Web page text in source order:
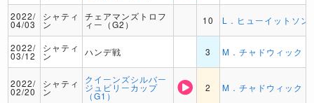
2022/
04/03
シャティ
ン
チェアマンズトロフ
ィー（G2） 10 L．ヒューイットソン
2022/
03/12
シャティ
ン ハンデ戦 3 M．チャドウィック
2022/
02/20
シャティ
ン
クイーンズシルバー
ジュビリーカップ
（G1）
2 M．チャドウィック